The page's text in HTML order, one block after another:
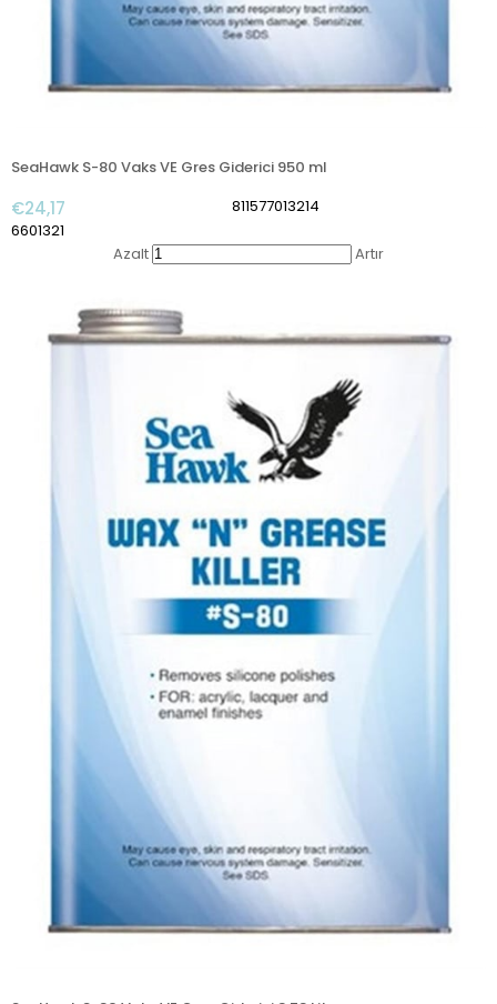
SeaHawk S-80 Vaks VE Gres Giderici 950 ml
€24,17
6601321
811577013214
Azalt Artır